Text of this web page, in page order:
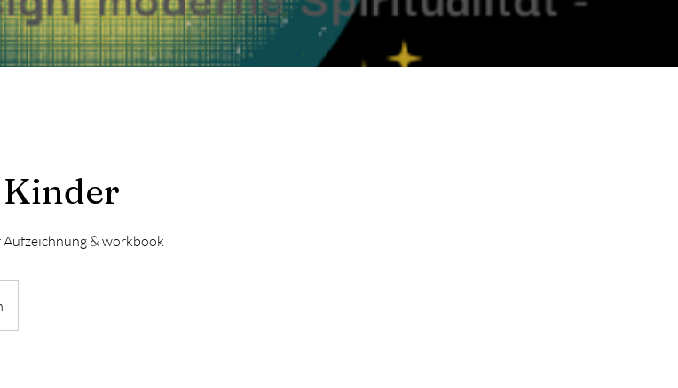
Kinder
& workbook